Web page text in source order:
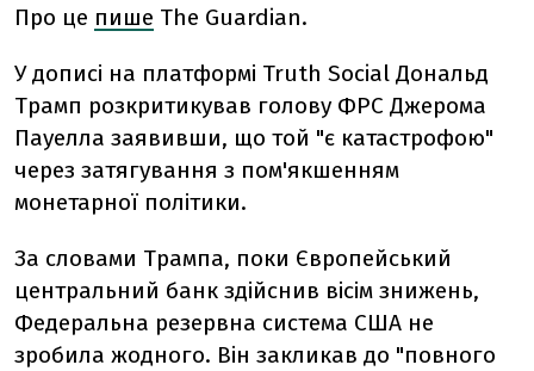
Про це пише The Guardian.
У дописі на платформі Truth Social Дональд
Трамп розкритикував голову ФРС Джерома
Пауелла заявивши, що той "є катастрофою"
через затягування з пом'якшенням
монетарної політики.
За словами Трампа, поки Європейський
центральний банк здійснив вісім знижень,
Федеральна резервна система США не
зробила жодного. Він закликав до "повного